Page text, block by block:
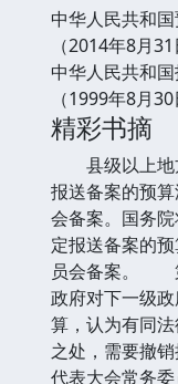
中华人民共和国
（2014年8月31
中华人民共和国
（1999年8月30
精彩书摘
县级以上地
报送备案的预
会备案。国务
定报送备案的
员会备案。
政府对下一级
算，认为有同
之处，需要撤
代表大会常务